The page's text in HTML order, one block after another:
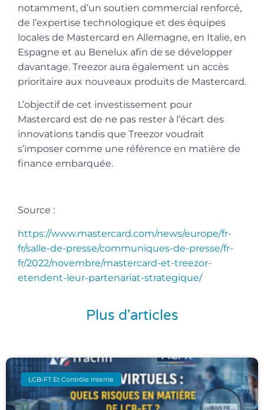
notamment, d’un soutien commercial renforcé,
de l’expertise technologique et des équipes
locales de Mastercard en Allemagne, en Italie, en
Espagne et au Benelux afin de se développer
davantage. Treezor aura également un accès
prioritaire aux nouveaux produits de Mastercard.
L’objectif de cet investissement pour
Mastercard est de ne pas rester à l’écart des
innovations tandis que Treezor voudrait
s’imposer comme une référence en matière de
finance embarquée.
Source :
https://www.mastercard.com/news/europe/fr-
fr/salle-de-presse/communiques-de-presse/fr-
fr/2022/novembre/mastercard-et-treezor-
etendent-leur-partenariat-strategique/
Plus d'articles
LCB-FT Et Contrôle Interne